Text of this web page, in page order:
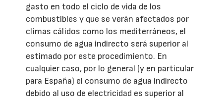
gasto en todo el ciclo de vida de los
combustibles y que se verán afectados por
climas cálidos como los mediterráneos, el
consumo de agua indirecto será superior al
estimado por este procedimiento. En
cualquier caso, por lo general (y en particular
para España) el consumo de agua indirecto
debido al uso de electricidad es superior al